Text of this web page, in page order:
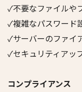
✓不要なファイルや
✓複雑なパスワード
✓サーバーのファイ
✓セキュリティアッ
コンプライアンス